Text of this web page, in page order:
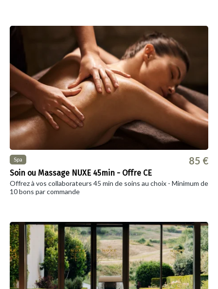
Spa
Soin ou Massage NUXE 45min - Offre CE
85 €
Offrez à vos collaborateurs 45 min de soins au choix - Minimum de
10 bons par commande